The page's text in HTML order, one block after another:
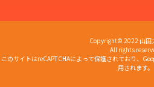
Copyright© 2022 山田
All rights
このサイトはreCAPTCHAによって保護されており、
用されます。